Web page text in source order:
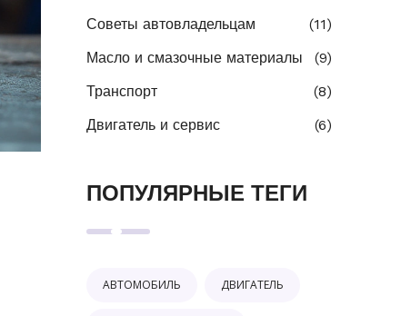
Советы автовладельцам
(11)
Масло и смазочные материалы
(9)
Транспорт
(8)
Двигатель и сервис
(6)
ПОПУЛЯРНЫЕ ТЕГИ
АВТОМОБИЛЬ ДВИГАТЕЛЬ